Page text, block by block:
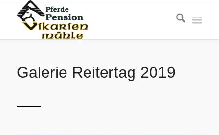
Galerie Reitertag 2019